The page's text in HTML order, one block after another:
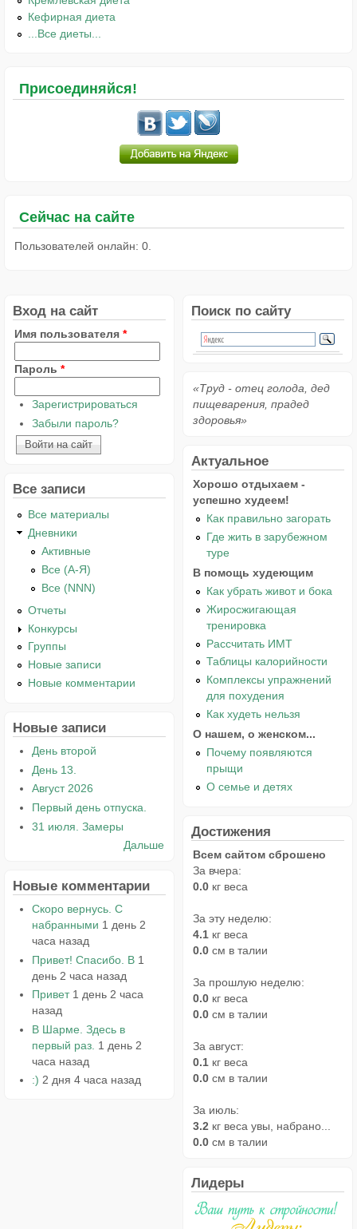
Кефирная диета
...Все диеты...
Присоединяйся!
Сейчас на сайте
Пользователей онлайн: 0.
Вход на сайт
Имя пользователя *
Пароль *
Зарегистрироваться
Забыли пароль?
Все записи
Все материалы
Дневники
Активные
Все (А-Я)
Все (NNN)
Отчеты
Конкурсы
Группы
Новые записи
Новые комментарии
Новые записи
День второй
День 13.
Август 2026
Первый день отпуска.
31 июля. Замеры
Дальше
Новые комментарии
Скоро вернусь. С
набранными 1 день 2
часа назад
Привет! Спасибо. В 1
день 2 часа назад
Привет 1 день 2 часа
назад
В Шарме. Здесь в
первый раз. 1 день 2
часа назад
:) 2 дня 4 часа назад
Поиск по сайту
«Труд - отец голода, дед
пищеварения, прадед
здоровья»
Актуальное
Хорошо отдыхаем -
успешно худеем!
Как правильно загорать
Где жить в зарубежном
туре
В помощь худеющим
Как убрать живот и бока
Жиросжигающая
тренировка
Рассчитать ИМТ
Таблицы калорийности
Комплексы упражнений
для похудения
Как худеть нельзя
О нашем, о женском...
Почему появляются
прыщи
О семье и детях
Достижения
Всем сайтом сброшено
За вчера:
0.0 кг веса
За эту неделю:
4.1 кг веса
0.0 см в талии
За прошлую неделю:
0.0 кг веса
0.0 см в талии
За август:
0.1 кг веса
0.0 см в талии
За июль:
3.2 кг веса увы, набрано...
0.0 см в талии
Лидеры